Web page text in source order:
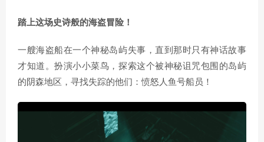
踏上这场史诗般的海盗冒险！
一艘海盗船在一个神秘岛屿失事，直到那时只有神话故事
才知道。扮演小小菜鸟，探索这个被神秘诅咒包围的岛屿
的阴森地区，寻找失踪的他们：愤怒人鱼号船员！